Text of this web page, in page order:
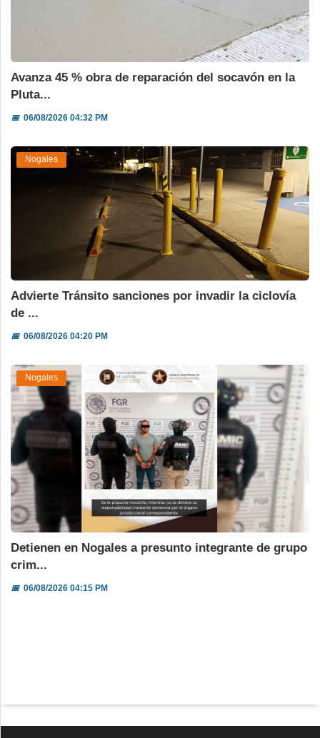
Avanza 45 % obra de reparación del socavón en la
Pluta...
📅06/08/2026 04:32 PM
Nogales
Advierte Tránsito sanciones por invadir la ciclovía
de ...
📅06/08/2026 04:20 PM
Nogales
Detienen en Nogales a presunto integrante de grupo
crim...
📅06/08/2026 04:15 PM